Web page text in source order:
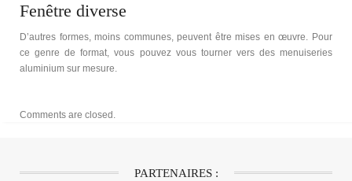
Fenêtre diverse
D’autres formes, moins communes, peuvent être mises en œuvre. Pour
ce genre de format, vous pouvez vous tourner vers des menuiseries
aluminium sur mesure.
Comments are closed.
PARTENAIRES :